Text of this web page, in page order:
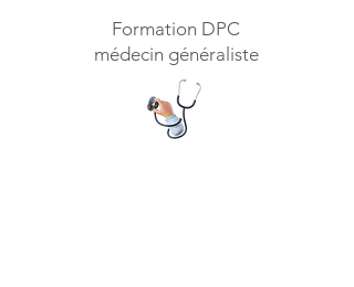
Formation DPC
médecin généraliste